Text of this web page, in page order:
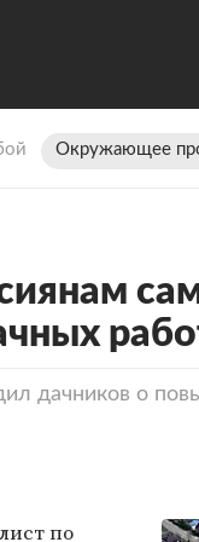
Окружающее
дачников о
по